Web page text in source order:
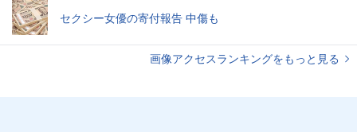
セクシー女優の寄付報告 中傷も
画像アクセスランキングをもっと見る